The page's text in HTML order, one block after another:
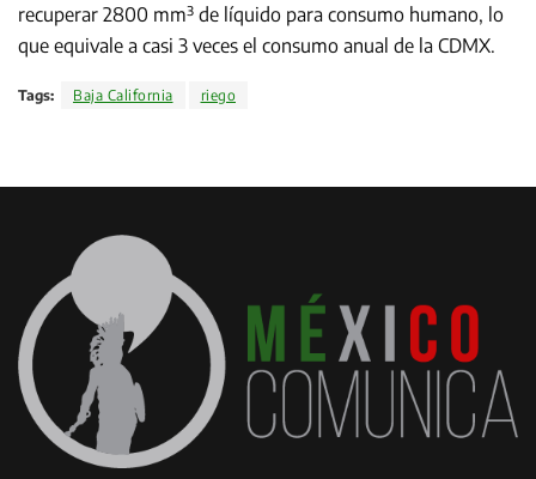
recuperar 2800 mm³ de líquido para consumo humano, lo
que equivale a casi 3 veces el consumo anual de la CDMX.
Tags: Baja California riego